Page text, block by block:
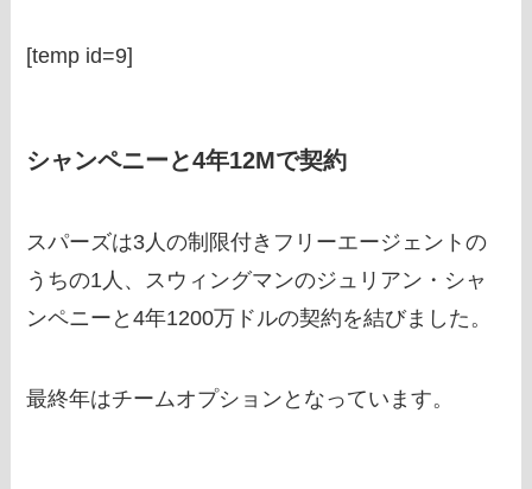
[temp id=9]
シャンペニーと4年12Mで契約
スパーズは3人の制限付きフリーエージェントの
うちの1人、スウィングマンのジュリアン・シャ
ンペニーと4年1200万ドルの契約を結びました。
最終年はチームオプションとなっています。